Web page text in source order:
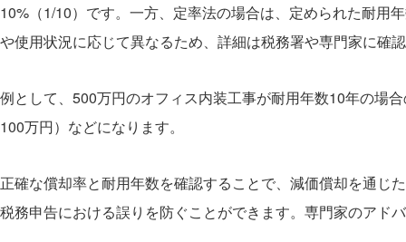
10%（1/10）です。一方、定率法の場合は、定められた耐用
や使用状況に応じて異なるため、詳細は税務署や専門家に確
例として、500万円のオフィス内装工事が耐用年数10年の場
100万円）などになります。
正確な償却率と耐用年数を確認することで、減価償却を通じ
税務申告における誤りを防ぐことができます。専門家のアド